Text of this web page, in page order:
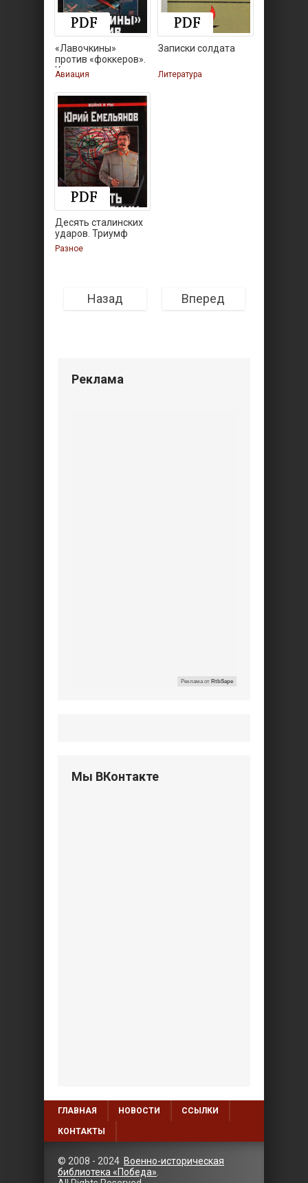
«Лавочкины»
против «фоккеров».
Кто
Авиация
Записки солдата
Литература
Десять сталинских
ударов. Триумф
Разное
Назад Вперед
Реклама
Реклама от RtbSape
Мы ВКонтакте
ГЛАВНАЯ НОВОСТИ ССЫЛКИ
КОНТАКТЫ
© 2008 - 2024 Военно-историческая
библиотека «Победа»